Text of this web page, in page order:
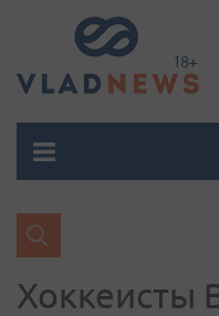
Хоккеисты